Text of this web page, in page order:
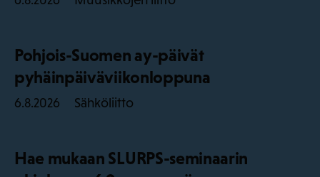
Pohjois-Suomen ay-päivät
pyhäinpäiväviikonloppuna
6.8.2026 Sähköliitto
Hae mukaan SLURPS-seminaarin